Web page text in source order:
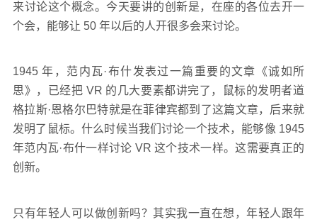
来讨论这个概念。今天要讲的创新是，在座的各位去开一
个会，能够让 50 年以后的人开很多会来讨论。
1945 年，范内瓦·布什发表过一篇重要的文章《诚如所
思》，已经把 VR 的几大要素都讲完了，鼠标的发明者道
格拉斯·恩格尔巴特就是在菲律宾都到了这篇文章，后来就
发明了鼠标。什么时候当我们讨论一个技术，能够像 1945
年范内瓦·布什一样讨论 VR 这个技术一样。这需要真正的
创新。
只有年轻人可以做创新吗？其实我一直在想，年轻人跟年